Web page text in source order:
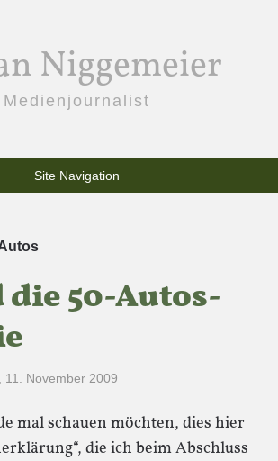
Niggemeier
Medienjournalist
Site Navigation
die 50-Autos-
11. November 2009
mal schauen möchten, dies hier
die ich beim Abschluss